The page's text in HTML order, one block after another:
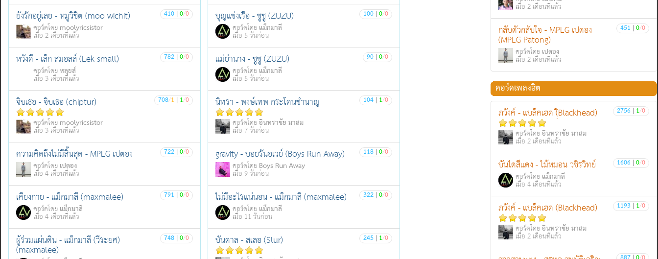
410 | 0/0
ยังรักอยู่เลย - หมูวิชิต (moo wichit)
คอร์ดโดย moolyricsistor
เมื่อ 2 เดือนที่แล้ว
782 | 0/0
หวังดี - เล็ก สมอลล์ (Lek small)
คอร์ดโดยหลุยส์
เมื่อ 3 เดือนที่แล้ว
708/1 | 1/0
จิบเธอ - จิบเธอ (chiptur)
คอร์ดโดย moolyricsistor
เมื่อ 3 เดือนที่แล้ว
722 | 0/0
ความคิดถึงไม่มีสิ้นสุด - MPLG เปตอง
คอร์ดโดย เปตอง
เมื่อ 4 เดือนที่แล้ว
791 | 0/0
เคียงกาย - แม็กมาลี (maxmalee)
คอร์ดโดย แม็กมาลี
เมื่อ 4 เดือนที่แล้ว
748 | 0/0
ผู้ร่วมแผ่นดิน - แม็กมาลี (วีระยศ)
(maxmalee)
100 | 0/0
บุญแข่งเรือ - ชูชู (ZUZU)
คอร์ดโดย แม็กมาลี
เมื่อ 5 วันก่อน
90 | 0/0
แม่ย่านาง - ชูชู (ZUZU)
คอร์ดโดย แม็กมาลี
เมื่อ 5 วันก่อน
104 | 1/0
นิทรา - พงษ์เทพ กระโดนชำนาญ
คอร์ดโดยอินทราชัย มาสม
เมื่อ 7 วันก่อน
118 | 0/0
gravity - บอยรันอเวย์ (Boys Run Away)
คอร์ดโดย Boys Run Away
เมื่อ 9 วันก่อน
322 | 0/0
ไม่มีอะไรแน่นอน - แม็กมาลี (maxmalee)
คอร์ดโดย แม็กมาลี
เมื่อ 11 วันก่อน
245 | 1/0
บันดาล - สเลอ (Slur)
เมื่อ 2 เดือนที่แล้ว
451 | 0/0
กลับตัวกลับใจ - MPLG เปตอง
(MPLG Patong)
คอร์ดโดย เปตอง
เมื่อ 2 เดือนที่แล้ว
คอร์ดเพลงฮิต
2756 | 1/0
ภวังค์ - แบล็คเฮด (ฺิBlackhead)
คอร์ดโดยอินทราชัย มาสม
เมื่อ 2 เดือนที่แล้ว
1606 | 0/0
บันไดสีแดง - ไม้หมอน วชิรวิทย์
คอร์ดโดย แม็กมาลี
เมื่อ 4 เดือนที่แล้ว
1193 | 1/0
ภวังค์ - แบล็คเฮด (Blackhead)
คอร์ดโดยอินทราชัย มาสม
เมื่อ 2 เดือนที่แล้ว